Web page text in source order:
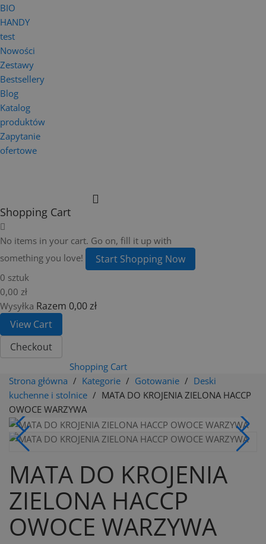
BIO
HANDY
test
Nowości
Zestawy
Bestsellery
Blog
Katalog
produktów
Zapytanie
ofertowe
Shopping Cart
No items in your cart. Go on, fill it up with
something you love!
Start Shopping Now
0 sztuk
0,00 zł
Wysyłka Razem 0,00 zł
View Cart
Checkout
Shopping Cart
Strona główna
Kategorie Gotowanie
Deski
kuchenne i stolnice
MATA DO KROJENIA ZIELONA HACCP
OWOCE WARZYWA
MATA DO KROJENIA
ZIELONA HACCP
OWOCE WARZYWA